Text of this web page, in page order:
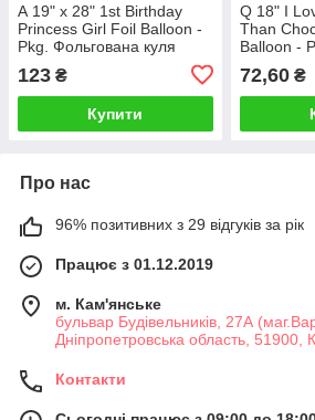
А 19" x 28" 1st Birthday
Princess Girl Foil Balloon -
Pkg. Фольгована куля
123 ₴
Купити
Q 18" I
Than
Balloon -
лютого
72,60₴
Про нас
96% позитивних з 29 відгуків за рік
Працює з 01.12.2019
м. Кам'янське
бульвар Будівельників, 27А
Дніпропетровська область, 51900,
Контакти